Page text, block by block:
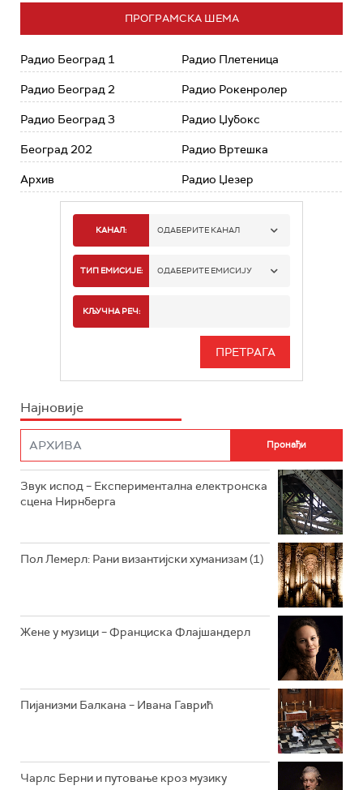
ПРОГРАМСКА ШЕМА
Радио Београд 1
Радио Београд 2
Радио Београд 3
Београд 202
Архив
Радио Плетеница
Радио Рокенролер
Радио Џубокс
Радио Вртешка
Радио Џезер
КАНАЛ: ОДАБЕРИТЕ КАНАЛ
РАДИО БЕОГРАД 1
РАДИО БЕОГРАД 3
РАДИО РОКЕНРОЛЕР
РАДИО ЏЕЗЕР
ТИП ЕМИСИЈЕ: ОДАБЕРИТЕ ЕМИСИЈУ
КЉУЧНА РЕЧ:
Најновије
Звук испод – Експериментална електронска
сцена Нирнберга
Пол Лемерл: Рани византијски хуманизам (1)
Жене у музици – Франциска Флајшандерл
Пијанизми Балкана – Ивана Гаврић
Чарлс Берни и путовање кроз музику